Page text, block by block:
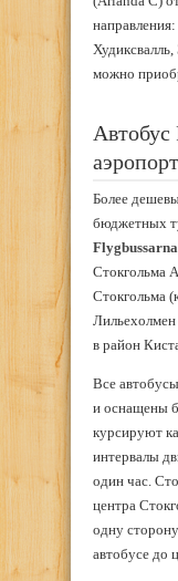
можно
Автобус
Более
бюджетных
Flygbussarna
Стокгольма
Стокгольма
в район
Все
и оснащены
курсируют
интервалы
один час.
центра
одну
автобусе до